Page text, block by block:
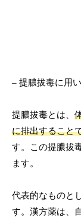
– 提膿拔毒に用
提膿拔毒とは、
に排出すること
す。この提膿拔
ます。
代表的なものと
す。漢方薬は、